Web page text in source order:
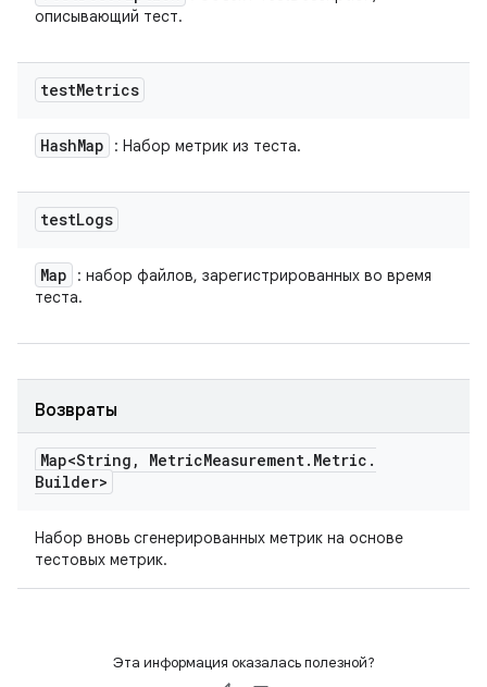
описывающий тест.
testMetrics
HashMap : Набор метрик из теста.
testLogs
Map
: набор файлов, зарегистрированных во время
теста.
Возвраты
Map<String , MetricMeasurement. Metric .
Builder>
Набор вновь сгенерированных метрик на основе
тестовых метрик.
Эта информация оказалась полезной?